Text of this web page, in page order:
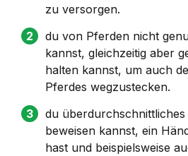
zu versorgen.
du von Pferden nicht
kannst, gleichzeitig aber
halten kannst, um auch
Pferdes wegzustecken.
du überdurchschnittliches
beweisen kannst, ein
hast und beispielsweise